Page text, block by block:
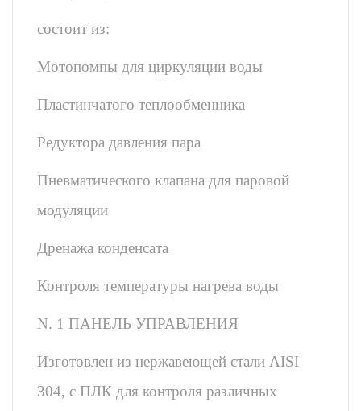
состоит из:
Мотопомпы для циркуляции воды
Пластинчатого теплообменника
Редуктора давления пара
Пневматического клапана для паровой
модуляции
Дренажа конденсата
Контроля температуры нагрева воды
N. 1 ПАНЕЛЬ УПРАВЛЕНИЯ
Изготовлен из нержавеющей стали AISI
304, с ПЛК для контроля различных